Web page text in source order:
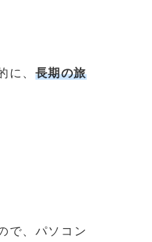
に、 長期の旅
で、 パソコン